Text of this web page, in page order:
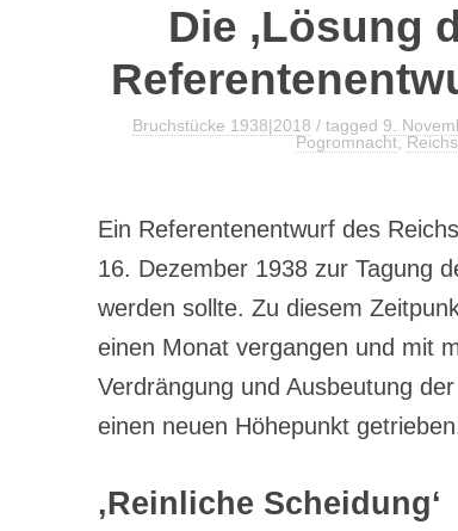
Die ‚Lösung
Bruchstücke 1938|2018 / tagged 9.
Pogromnacht,
Ein Referentenentwurf des
16. Dezember 1938 zur Tagung
werden sollte. Zu diesem
einen Monat vergangen und mit
Verdrängung und Ausbeutung
einen neuen Höhepunkt
‚Reinliche Scheidung‘